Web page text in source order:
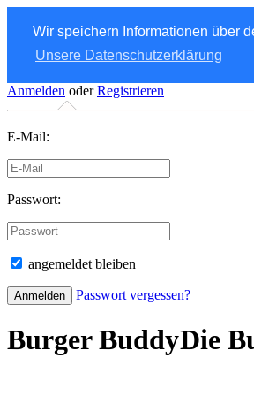
Wir speichern Informationen über
Unsere Datenschutzerklärung
Anmelden oder Registrieren
E-Mail:
Passwort:
angemeldet bleiben
Passwort vergessen?
Burger BuddyDie